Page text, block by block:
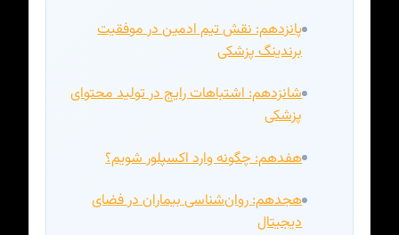
پانزدهم: نقش تیم ادمین در موفقیت
برندینگ پزشکی
شانزدهم: اشتباهات رایج در تولید محتوای
پزشکی
هفدهم: چگونه وارد اکسپلور شویم؟
هجدهم: روان‌شناسی بیماران در فضای
دیجیتال